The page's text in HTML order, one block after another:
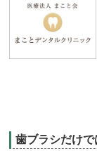
歯ブラシだけ